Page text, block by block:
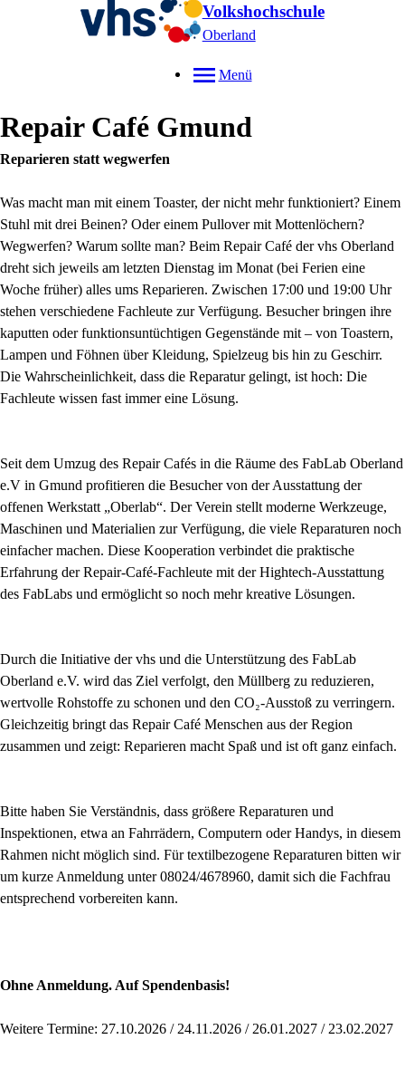
Volkshochschule
Oberland
Menü
Repair Café Gmund
Reparieren statt wegwerfen
Was macht man mit einem Toaster, der nicht mehr funktioniert? Einem
Stuhl mit drei Beinen? Oder einem Pullover mit Mottenlöchern?
Wegwerfen? Warum sollte man? Beim Repair Café der vhs Oberland
dreht sich jeweils am letzten Dienstag im Monat (bei Ferien eine
Woche früher) alles ums Reparieren. Zwischen 17:00 und 19:00 Uhr
stehen verschiedene Fachleute zur Verfügung. Besucher bringen ihre
kaputten oder funktionsuntüchtigen Gegenstände mit – von Toastern,
Lampen und Föhnen über Kleidung, Spielzeug bis hin zu Geschirr.
Die Wahrscheinlichkeit, dass die Reparatur gelingt, ist hoch: Die
Fachleute wissen fast immer eine Lösung.
Seit dem Umzug des Repair Cafés in die Räume des FabLab Oberland
e.V in Gmund profitieren die Besucher von der Ausstattung der
offenen Werkstatt „Oberlab“. Der Verein stellt moderne Werkzeuge,
Maschinen und Materialien zur Verfügung, die viele Reparaturen noch
einfacher machen. Diese Kooperation verbindet die praktische
Erfahrung der Repair-Café-Fachleute mit der Hightech-Ausstattung
des FabLabs und ermöglicht so noch mehr kreative Lösungen.
Durch die Initiative der vhs und die Unterstützung des FabLab
Oberland e.V. wird das Ziel verfolgt, den Müllberg zu reduzieren,
wertvolle Rohstoffe zu schonen und den CO₂-Ausstoß zu verringern.
Gleichzeitig bringt das Repair Café Menschen aus der Region
zusammen und zeigt: Reparieren macht Spaß und ist oft ganz einfach.
Bitte haben Sie Verständnis, dass größere Reparaturen und
Inspektionen, etwa an Fahrrädern, Computern oder Handys, in diesem
Rahmen nicht möglich sind. Für textilbezogene Reparaturen bitten wir
um kurze Anmeldung unter 08024/4678960, damit sich die Fachfrau
entsprechend vorbereiten kann.
Ohne Anmeldung. Auf Spendenbasis!
Weitere Termine: 27.10.2026 / 24.11.2026 / 26.01.2027 / 23.02.2027